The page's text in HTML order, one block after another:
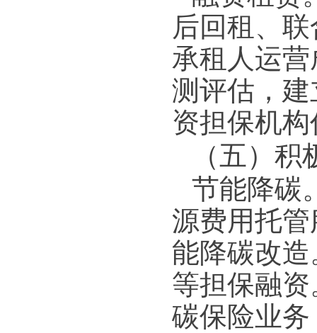
后回租、
承租人运
测评估，
资担保机
（五）
节能降碳
源费用托
能降碳改
等担保融
碳保险业